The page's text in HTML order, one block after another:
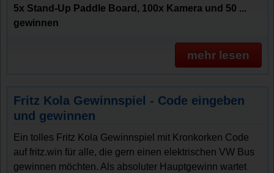
5x Stand-Up Paddle Board, 100x Kamera und 50 ...
gewinnen
mehr lesen
Fritz Kola Gewinnspiel - Code eingeben
und gewinnen
Ein tolles Fritz Kola Gewinnspiel mit Kronkorken Code
auf fritz.win für alle, die gern einen elektrischen VW Bus
gewinnen möchten. Als absoluter Hauptgewinn wartet